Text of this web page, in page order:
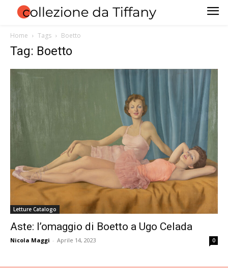
Home Tags Boetto
Tag: Boetto
Letture Catalogo
Aste: l’omaggio di Boetto a Ugo Celada
Nicola Maggi - Aprile 14, 2023 0